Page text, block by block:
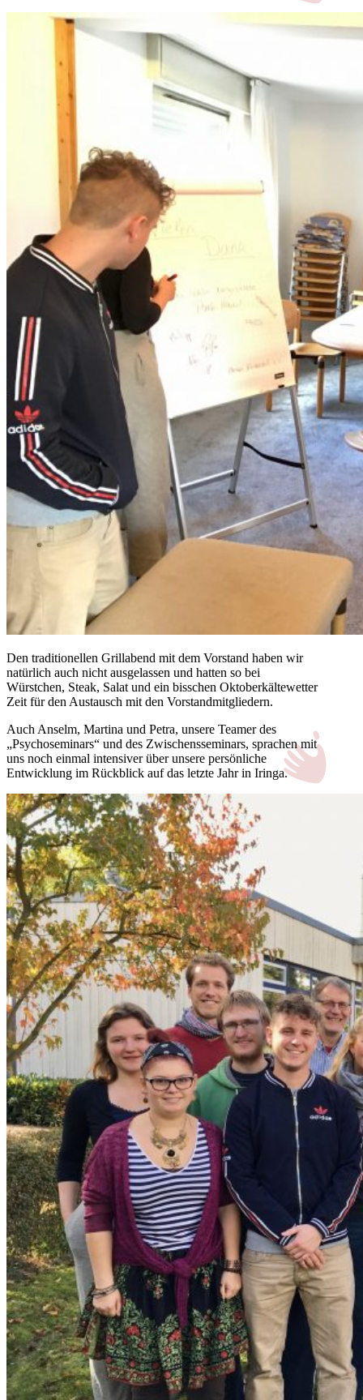
Den traditionellen Grillabend mit dem Vorstand haben wir
natürlich auch nicht ausgelassen und hatten so bei
Würstchen, Steak, Salat und ein bisschen Oktoberkältewetter
Zeit für den Austausch mit den Vorstandmitgliedern.
Auch Anselm, Martina und Petra, unsere Teamer des
„Psychoseminars“ und des Zwischensseminars, sprachen mit
uns noch einmal intensiver über unsere persönliche
Entwicklung im Rückblick auf das letzte Jahr in Iringa.